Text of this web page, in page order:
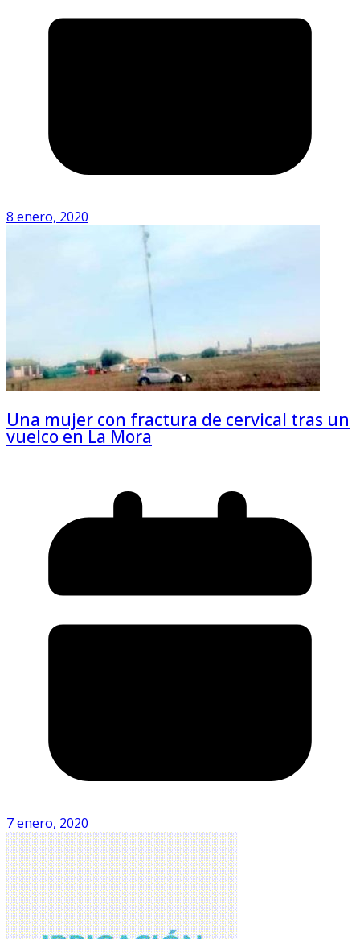
8 enero, 2020
Una mujer con fractura de cervical tras un
vuelco en La Mora
7 enero, 2020